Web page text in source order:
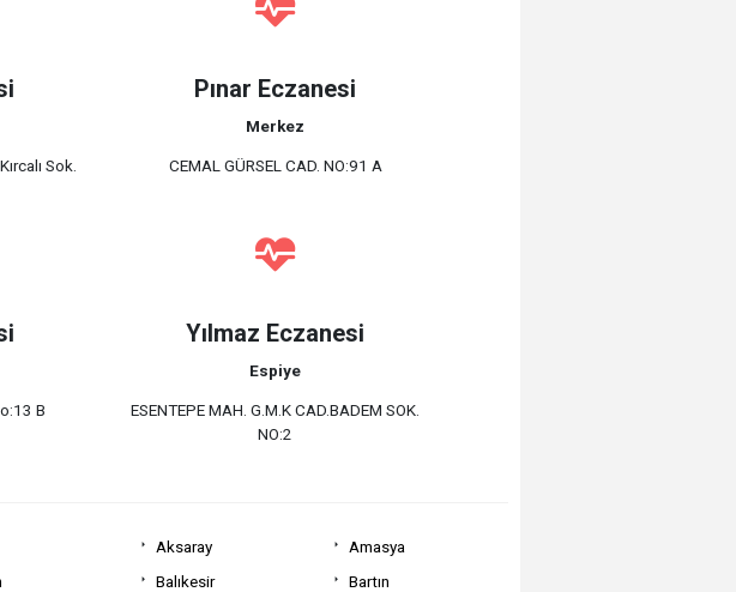
Sok.
Pınar Eczanesi
Merkez
CEMAL GÜRSEL CAD. NO:91 A
B
Yılmaz Eczanesi
Espiye
ESENTEPE MAH. G.M.K CAD.BADEM SOK.
NO:2
Aksaray
Amasya
Balıkesir
Bartın